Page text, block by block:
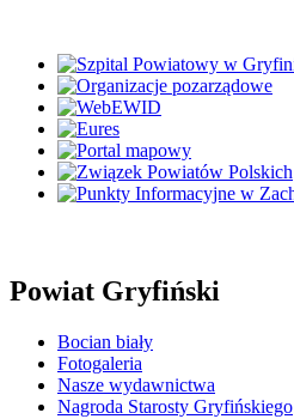
Powiat Gryfiński
Bocian biały
Fotogaleria
Nasze wydawnictwa
Nagroda Starosty Gryfińskiego